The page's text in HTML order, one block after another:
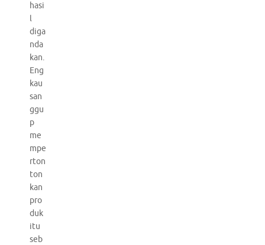
hasi
l
diga
nda
kan.
Eng
kau
san
ggu
p
me
mpe
rton
ton
kan
pro
duk
itu
seb